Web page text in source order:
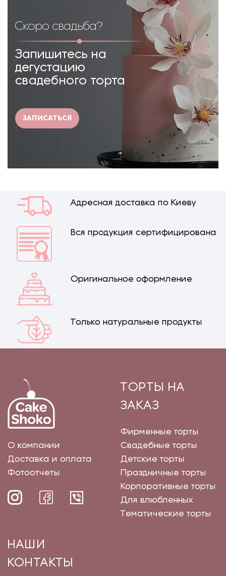
Скоро свадьба?
Запишитесь на
дегустацию
свадебного торта
ЗАПИСАТЬСЯ
Адресная доставка по Киеву
Вся продукция сертифицирована
Оригинальное оформление
Только натуральные продукты
О компании
Доставка и оплата
Фотоотчеты
ТОРТЫ НА
ЗАКАЗ
Фирменные торты
Свадебные торты
Детские торты
Праздничные торты
Корпоративные торты
Для влюбленных
Тематические торты
НАШИ
КОНТАКТЫ